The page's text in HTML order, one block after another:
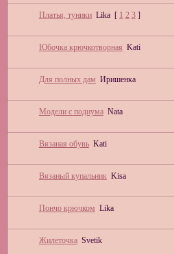
Платья, туники Lika [ 1 2 3 ]
Юбочка крючкотворная Kati
Для полных дам Иришенка
Модели с подиума Nata
Вязаная обувь Kati
Вязаный купальник Kisa
Пончо крючком Lika
Жилеточка Svetik